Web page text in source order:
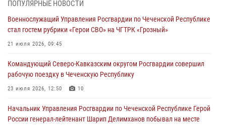
23 июля 2026, 12:50
Военнослужащий Управления Росгвардии по Чеченской Республике
21 июля 2026, 09:45
В ДНР росгвардейцы уничтожили около 80 вражеских
19 июля 2026, 13:50
ПОПУЛЯРНЫЕ НОВОСТИ
Военнослужащий Управления Росгвардии по Чеченской Республике
стал гостем рубрики «Герои СВО» на ЧГТРК «Грозный»
21 июля 2026, 09:45
Командующий Северо-Кавказским округом Росгвардии совершил
рабочую поездку в Чеченскую Республику
23 июля 2026, 12:50 10
Начальник Управления Росгвардии по Чеченской Республике Герой
России генерал-лейтенант Шарип Делимханов побывал на месте